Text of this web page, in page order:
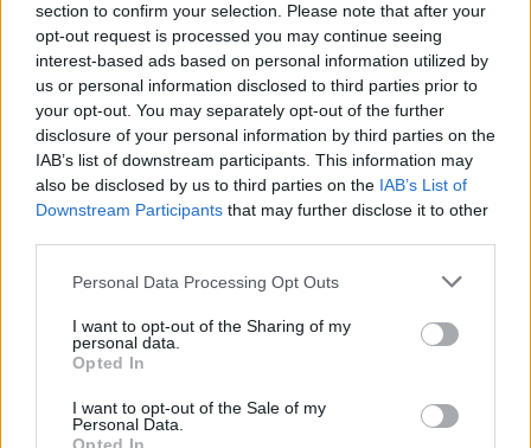
section to confirm your selection. Please note that after your
opt-out request is processed you may continue seeing
interest-based ads based on personal information utilized by
us or personal information disclosed to third parties prior to
your opt-out. You may separately opt-out of the further
disclosure of your personal information by third parties on the
IAB’s list of downstream participants. This information may
also be disclosed by us to third parties on the IAB’s List of
Downstream Participants that may further disclose it to other
Personal Data Processing Opt Outs
I want to opt-out of the Sharing of my
personal data.
Opted In
I want to opt-out of the Sale of my
Personal Data.
Apple: Προσφεύγει στη
Δικαιοσύνη κατά της OpenAI για
φερόμενη υπεξαίρεση εμπορικών
μυστικών
06/08/26|16:09
Γερμανική
Volkswagen, Porsche και BMW
Οργανισμού Πληρωμών